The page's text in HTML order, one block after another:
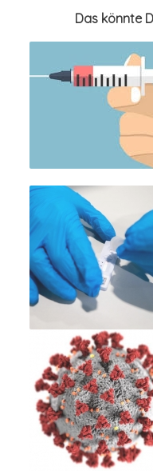
Das könnte